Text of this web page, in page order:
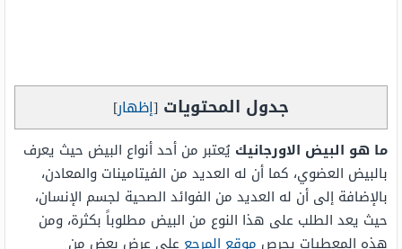
جدول المحتويات [إظهار]
ما هو البيض الاورجانيك يُعتبر من أحد أنواع البيض حيث يعرف
بالبيض العضوي، كما أن له العديد من الفيتامينات والمعادن،
بالإضافة إلى أن له العديد من الفوائد الصحية لجسم الإنسان،
حيث يعد الطلب على هذا النوع من البيض مطلوباً بكثرة، ومن
هذه المعطيات يحرص موقع المرجع على عرض بعض من